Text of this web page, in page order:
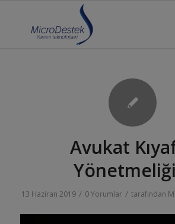
Avukat
13 Haziran 2019 / 0 Yorumlar / tarafından